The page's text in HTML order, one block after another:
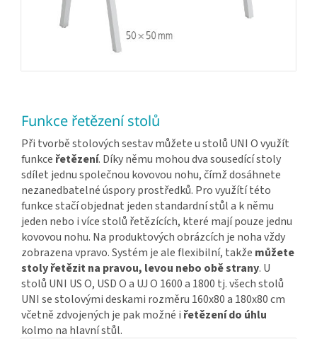
Funkce řetězení stolů
Při tvorbě stolových sestav můžete u stolů UNI O využít
funkce řetězení. Díky němu mohou dva sousedící stoly
sdílet jednu společnou kovovou nohu, čímž dosáhnete
nezanedbatelné úspory prostředků. Pro využítí této
funkce stačí objednat jeden standardní stůl a k němu
jeden nebo i více stolů řetězících, které mají pouze jednu
kovovou nohu. Na produktových obrázcích je noha vždy
zobrazena vpravo. Systém je ale flexibilní, takže můžete
stoly řetězit na pravou, levou nebo obě strany. U
stolů UNI US O, USD O a UJ O 1600 a 1800 tj. všech stolů
UNI se stolovými deskami rozměru 160x80 a 180x80 cm
včetně zdvojených je pak možné i řetězení do úhlu
kolmo na hlavní stůl.